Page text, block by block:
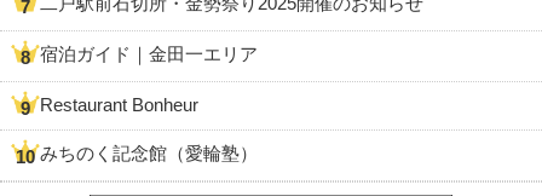
宿泊ガイド｜金田一エリア
Restaurant Bonheur
みちのく記念館（愛輪塾）